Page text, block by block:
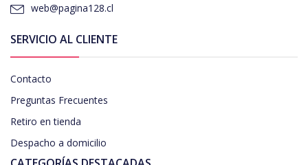
web@pagina128.cl
SERVICIO AL CLIENTE
Contacto
Preguntas Frecuentes
Retiro en tienda
Despacho a domicilio